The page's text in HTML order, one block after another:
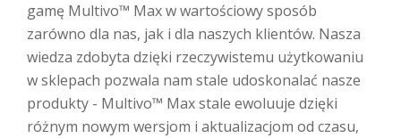
gamę Multivo™ Max w wartościowy sposób
zarówno dla nas, jak i dla naszych klientów. Nasza
wiedza zdobyta dzięki rzeczywistemu użytkowaniu
w sklepach pozwala nam stale udoskonalać nasze
produkty - Multivo™ Max stale ewoluuje dzięki
różnym nowym wersjom i aktualizacjom od czasu,